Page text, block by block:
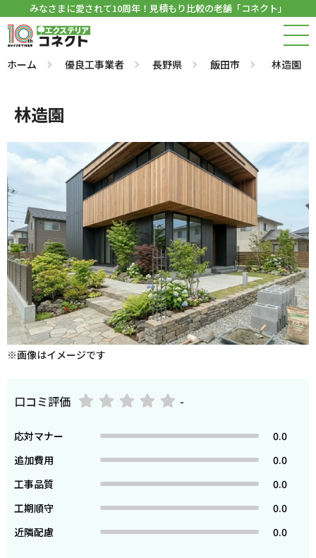
みなさまに愛されて10周年！見積もり比較の老舗「コネクト」
ホーム 優良工事業者 長野県 飯田市 林造園
林造園
※画像はイメージです
口コミ評価 -
応対マナー
0.0
追加費用
0.0
工事品質
0.0
工期順守
0.0
近隣配慮
0.0